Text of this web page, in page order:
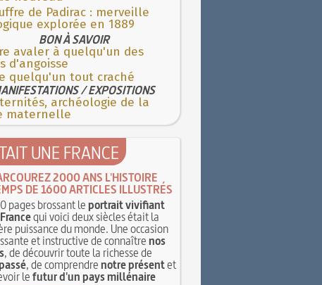
de Padirac : merveille
explorée en 1889
BON À SAVOIR
avaler à quelqu'un des
d'angoisse
quelqu'un tout craché
/ EXPOSITIONS
archéologie de la
maternelle
UNE FRANCE
2000 ANS L'HISTOIRE
DE 1600 ARTICLES ILLUSTRÉS
pages brossant leportrait vivifiant
qui voici deux siècles était la
puissance du monde. Une occasion
et instructive de connaîtrenos
, de découvrir toute la richesse de
, de comprendrenotre présentet
lefutur d'un pays millénaire